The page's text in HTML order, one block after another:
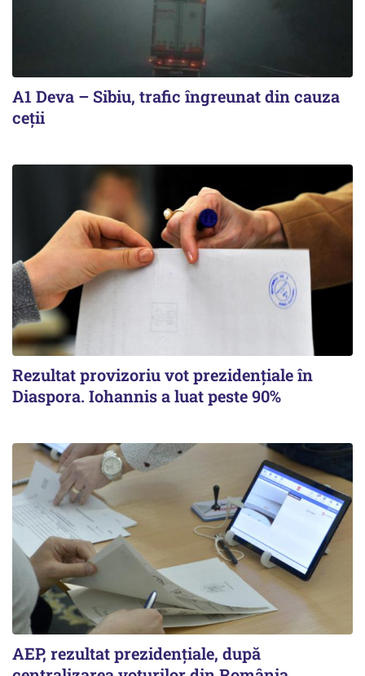
A1 Deva – Sibiu, trafic îngreunat din cauza
ceții
Rezultat provizoriu vot prezidențiale în
Diaspora. Iohannis a luat peste 90%
AEP, rezultat prezidențiale, după